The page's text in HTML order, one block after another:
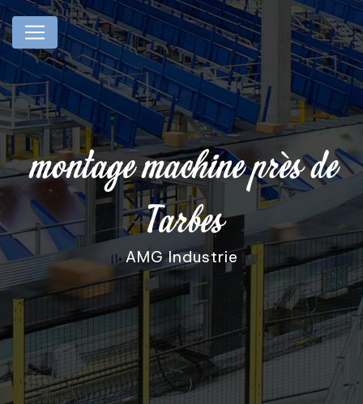
montage machine près de
Tarbes
AMG Industrie
Panneau de gestion des cookies